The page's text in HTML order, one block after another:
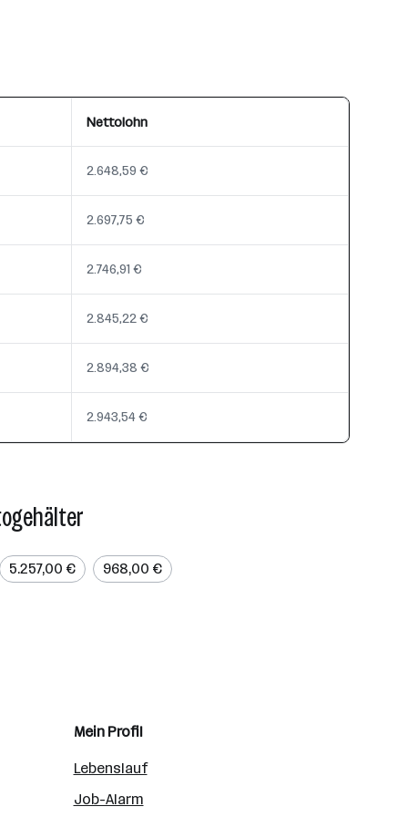
Nettolohn
2.648,59 €
2.697,75 €
2.746,91 €
2.845,22 €
2.894,38 €
2.943,54 €
5.257,00 € 968,00 €
Mein Profil
Lebenslauf
Job-Alarm